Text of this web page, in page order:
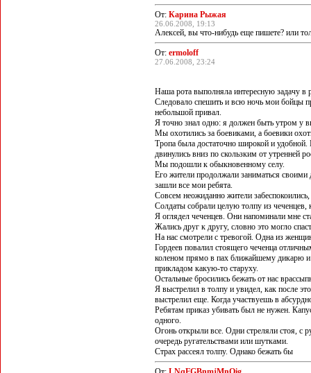
От: Карина Рыжая
26.06.2008, 19:13
Алексей, вы что-нибудь еще пишете? или
От: ermoloff
27.06.2008, 23:24
Наша рота выполняла интересную задачу
Следовало спешить и всю ночь мои бойцы
небольшой привал.
Я точно знал одно: я должен быть утром у
Мы охотились за боевиками, а боевики
Тропа была достаточно широкой и
двинулись вниз по скользким от утренней
Мы подошли к обыкновенному селу.
Его жители продолжали заниматься своими
зашли все мои ребята.
Совсем неожиданно жители
Солдаты собрали целую толпу из чеченцев,
Я оглядел чеченцев. Они напоминали мне
Жались друг к другу, словно это могло
На нас смотрели с тревогой. Одна из
Гордеев повалил стоящего чеченца
коленом прямо в пах ближайшему дикарю и
прикладом какую-то старуху.
Остальные бросились бежать от нас
Я выстрелил в толпу и увидел, как после
выстрелил еще. Когда участвуешь в
Ребятам приказ убивать был не нужен.
одного.
Огонь открыли все. Одни стреляли стоя, с
очередь ругательствами или шутками.
Страх рассеял толпу. Однако бежать бы